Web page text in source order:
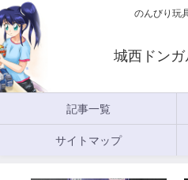
のんびり玩
城西ドン
記事一覧
サイトマップ